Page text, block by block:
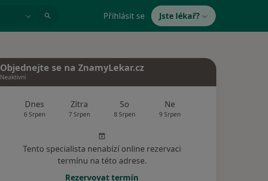
Přihlásit se Jste lékař?
Objednejte se na ZnamyLekar.cz
Neaktivní
Dnes
6 Srpen
Zítra
7 Srpen
So
8 Srpen
Ne
9 Srpen
Tento specialista nenabízí online rezervaci
termínu na této adrese.
Rezervovat termín